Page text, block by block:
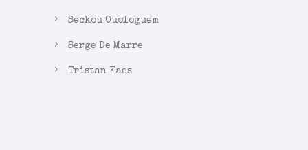
Seckou Ouologuem
Serge De Marre
Tristan Faes